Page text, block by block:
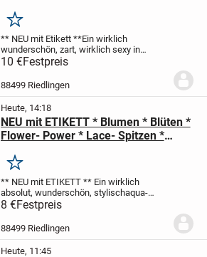
Polka Dots * Seiden- Satin * Bikini *
Unter- Höschen * Slip "Charlott" Gr.
36- 38/ S * schokoladen- braun * rosé
*
Merken
** NEU mit Etikett **Ein wirklich
wunderschön, zart, wirklich sexy in
moderner Formschokoladen- braun * rosè
Romantik- Rosen * Blumen * Blüten
* Flower und kleine Punkte * Tupfen *
Polka-...
10 €Festpreis
88499 Riedlingen
Heute, 14:18
NEU mit ETIKETT * Blumen * Blüten *
Flower- Power * Lace- Spitzen *
* Slip * Unterhose * Gr. 36- 38/ S *
aqua- türkis *
Merken
** NEU mit ETIKETT ** Ein wirklich
absolut, wunderschön, stylischaqua-
türkisBlumen * Blüten * Flower- Power *
Lace- Spitzen
UNTER- HÖSCHEN * SLIP * UNTERHOSE
8 €Festpreis
88499 Riedlingen
Heute, 11:45